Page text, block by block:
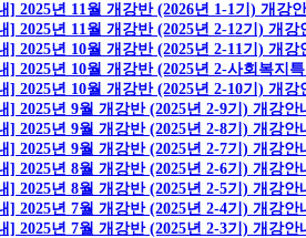
] 2025년 11월 개강반 (2026년 1-1기) 개강
] 2025년 11월 개강반 (2025년 2-12기) 개강
] 2025년 10월 개강반 (2025년 2-11기) 개강
] 2025년 10월 개강반 (2025년 2-사회복지
] 2025년 10월 개강반 (2025년 2-10기) 개강
] 2025년 9월 개강반 (2025년 2-9기) 개강안
] 2025년 9월 개강반 (2025년 2-8기) 개강안
] 2025년 9월 개강반 (2025년 2-7기) 개강안
] 2025년 8월 개강반 (2025년 2-6기) 개강안
] 2025년 8월 개강반 (2025년 2-5기) 개강안
] 2025년 7월 개강반 (2025년 2-4기) 개강안
] 2025년 7월 개강반 (2025년 2-3기) 개강안